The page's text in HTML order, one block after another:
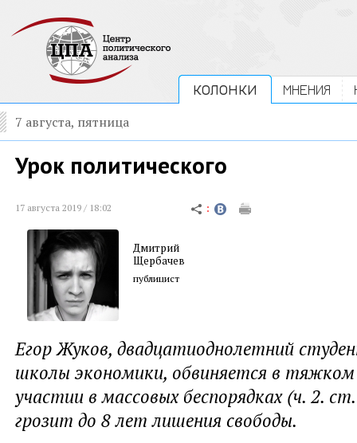
КОЛОНКИ МНЕНИЯ
7 августа, пятница
Урок политического
17 августа 2019 / 18:02
Дмитрий
Щербачев
публицист
Егор Жуков, двадцатиоднолетний
школы экономики, обвиняется в тяжком
участии в массовых беспорядках (ч. 2.
грозит до 8 лет лишения свободы.